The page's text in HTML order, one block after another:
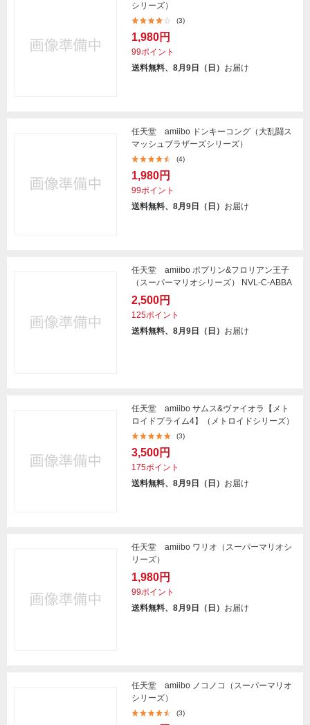
シリーズ）
(3)
1,980円
99ポイント
送料無料、8月9日（日） お届け
任天堂 amiibo ドンキーコング（大乱闘ス
マッシュブラザーズシリーズ）
(4)
1,980円
99ポイント
送料無料、8月9日（日） お届け
任天堂 amiibo ポプリン&フロリアン王子
（スーパーマリオシリーズ） NVL-C-ABBA
2,500円
125ポイント
送料無料、8月9日（日） お届け
任天堂 amiibo サムス&ヴァイオラ【メト
ロイドプライム4】（メトロイドシリーズ）
(3)
3,500円
175ポイント
送料無料、8月9日（日） お届け
任天堂 amiibo ワリオ（スーパーマリオシ
リーズ）
1,980円
99ポイント
送料無料、8月9日（日） お届け
任天堂 amiibo ノコノコ（スーパーマリオ
シリーズ）
(3)